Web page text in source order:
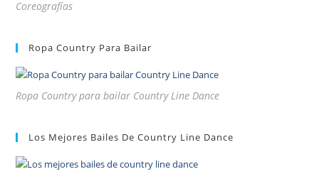
Coreografías
Ropa Country Para Bailar
Ropa Country para bailar Country Line Dance
Los Mejores Bailes De Country Line Dance